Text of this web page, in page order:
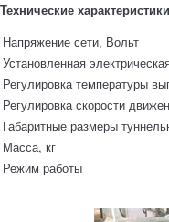
Технические характеристики
Напряжение сети, Вольт
Установленная
Регулировка температуры
Регулировка скорости
Габаритные размеры
Масса, кг
Режим работы